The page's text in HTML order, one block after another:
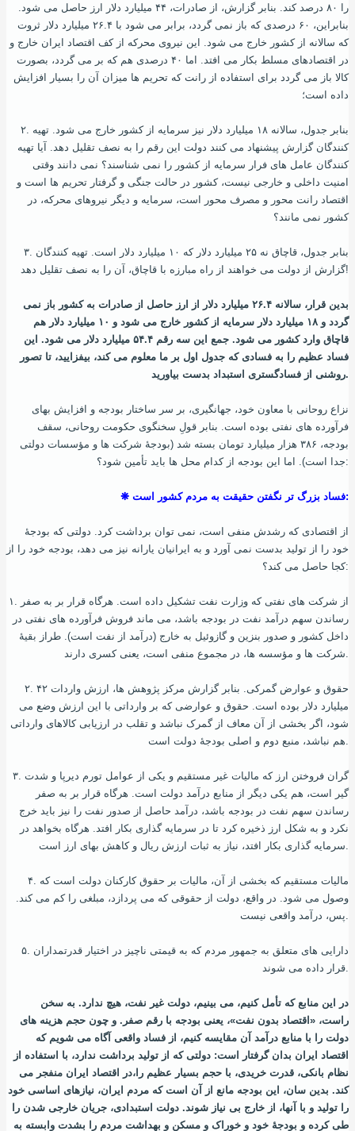
را ۸۰ درصد کند. بنابر گزارش، از صادرات، ۴۴ میلیارد دلار ارز حاصل می‌ شود.
بنابراین، ۶۰ درصدی که باز نمی‌ گردد، برابر می‌ شود با ۲۶.۴ میلیارد دلار ثروت
که سالانه از کشور خارج می‌ شود. این نیروی محرکه از کف اقتصاد ایران خارج و
در اقتصادهای مسلط بکار می‌ افتد. اما ۴۰ درصدی هم که بر می‌ گردد، بصورت
کالا باز می‌ گردد برای استفاده از رانت که تحریم ها میزان آن را بسیار افزایش
داده‌ است؛
۲. بنابر جدول، سالانه ۱۸ میلیارد دلار نیز سرمایه از کشور خارج می‌ شود. تهیه
کنندگان گزارش پیشنهاد می‌ کنند دولت این رقم را به نصف تقلیل دهد. آیا تهیه
کنندگان عامل های فرار سرمایه از کشور را نمی‌ شناسند؟ نمی‌ دانند وقتی
امنیت داخلی و خارجی نیست، کشور در حالت جنگی و گرفتار تحریم ها است و
اقتصاد رانت محور و مصرف محور است، سرمایه و دیگر نیروهای محرکه، در
کشور نمی‌ مانند؟
۳. بنابر جدول، قاچاق نه ۲۵ میلیارد دلار که ۱۰ میلیارد دلار است. تهیه کنندگان
گزارش از دولت می‌ خواهند از راه مبارزه با قاچاق، آن را به نصف تقلیل دهد!
بدین‌ قرار، سالانه ۲۶.۴ میلیارد دلار از ارز حاصل از صادرات به کشور باز نمی‌
گردد و ۱۸ میلیارد دلار سرمایه از کشور خارج می‌ شود و ۱۰ میلیارد دلار هم
قاچاق وارد کشور می‌ شود. جمع این سه رقم ۵۴.۴ میلیارد دلار می‌ شود. این
فساد عظیم را به فسادی که جدول اول بر ما معلوم می‌ کند، بیفزایید، تا تصور
روشنی از فسادگستری استبداد بدست بیاورید.
فرآورده‌ های نفتی بوده ‌است. بنابر قولِ سخنگوی حکومت روحانی، سقف
بودجه، ۳۸۶ هزار میلیارد تومان بسته شد (بودجۀ شرکت ها و مؤسسات دولتی
جدا است). اما این بودجه از کدام محل ها باید تأمین شود؟:
❋ فساد بزرگ‌ تر نگفتن حقیقت به مردم کشور است:
خود را از تولید بدست نمی‌ آورد و به ایرانیان یارانه نیز می‌ دهد، بودجه خود را از
کجا حاصل می‌ کند؟:
۱. از شرکت های نفتی که وزارت نفت تشکیل داده است. هرگاه قرار بر به صفر
رساندن سهم درآمد نفت در بودجه باشد، می‌ ماند فروش فرآورده‌ های نفتی در
داخل کشور و صدور بنزین و گازوئیل به خارج (درآمد از نفت است). طراز بقیۀ
۲. حقوق و عوارض گمرکی. بنابر گزارش مرکز پژوهش ها، ارزش واردات ۴۲
میلیارد دلار بوده‌ است. حقوق و عوارضی که بر وارداتی با این ارزش وضع می‌
شود، اگر بخشی از آن معاف از گمرک نباشد و تقلب در ارزیابی کالاهای وارداتی
۳. گران فروختن ارز که مالیات غیر مستقیم و یکی از عوامل تورم دیرپا و شدت
گیر است، هم یکی دیگر از منابع درآمد دولت است. هرگاه قرار بر به صفر
رساندن سهم نفت در بودجه باشد، درآمد حاصل از صدور نفت را نیز باید خرج
نکرد و به شکل ارز ذخیره کرد تا در سرمایه‌ گذاری بکار افتد. هرگاه بخواهد در
۴. مالیات مستقیم که بخشی از آن، مالیات بر حقوق کارکنان دولت است که
وصول می‌ شود. در واقع، دولت از حقوقی که می‌ پردازد، مبلغی را کم می‌ کند.
۵. دارایی‌ های متعلق به جمهور مردم که به قیمتی ناچیز در اختیار قدرتمداران
در این منابع که تأمل کنیم، می‌ بینیم، دولت غیر نفت، هیچ ندارد. به سخن
راست، «اقتصاد بدون نفت»، یعنی بودجه با رقم صفر. و چون حجم هزینه‌ های
دولت را با منابع درآمد آن مقایسه کنیم، از فساد واقعی آگاه می‌ شویم که
اقتصاد ایران بدان گرفتار است: دولتی که از تولید برداشت ندارد، با استفاده از
نظام بانکی، قدرت خریدی، با حجم بسیار عظیم را،در اقتصاد ایران منفجر می‌
کند. بدین‌ سان، این بودجه مانع از آن‌ است که مردم ایران، نیازهای اساسی خود
را تولید و با آنها، از خارج بی‌ نیاز شوند. دولت استبدادی، جریان خارجی شدن را
طی کرده و بودجۀ خود و خوراک و مسکن و بهداشت مردم را بشدت وابسته به